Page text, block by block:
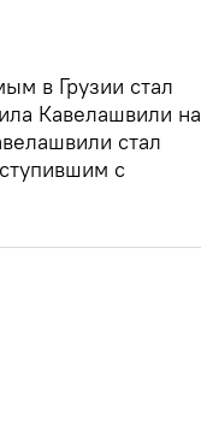
в Грузии стал
Кавелашвили на
стал
с